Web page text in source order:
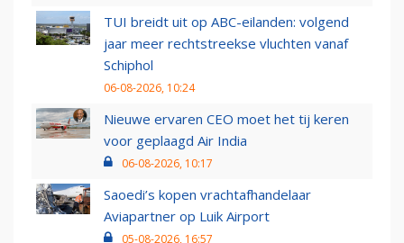
TUI breidt uit op ABC-eilanden: volgend
jaar meer rechtstreekse vluchten vanaf
Schiphol
06-08-2026, 10:24
Nieuwe ervaren CEO moet het tij keren
voor geplaagd Air India
06-08-2026, 10:17
Saoedi’s kopen vrachtafhandelaar
Aviapartner op Luik Airport
05-08-2026, 16:57